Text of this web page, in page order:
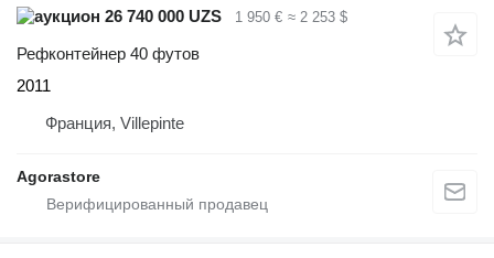
26 740 000 UZS
1 950 € ≈ 2 253 $
Рефконтейнер 40 футов
2011
Франция, Villepinte
Agorastore